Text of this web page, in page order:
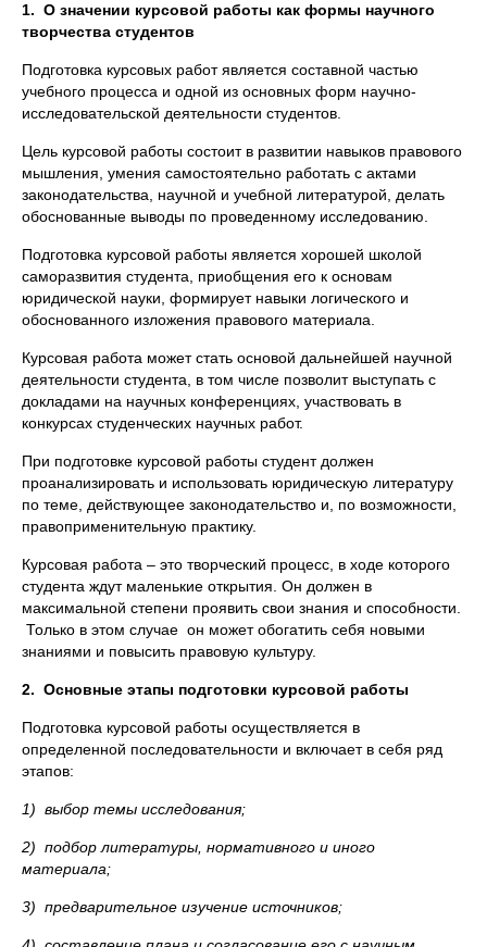
1. О значении курсовой работы как формы научного
творчества студентов
Подготовка курсовых работ является составной частью
учебного процесса и одной из основных форм научно-
исследовательской деятельности студентов.
Цель курсовой работы состоит в развитии навыков правового
мышления, умения самостоятельно работать с актами
законодательства, научной и учебной литературой, делать
обоснованные выводы по проведенному исследованию.
Подготовка курсовой работы является хорошей школой
саморазвития студента, приобщения его к основам
юридической науки, формирует навыки логического и
обоснованного изложения правового материала.
Курсовая работа может стать основой дальнейшей научной
деятельности студента, в том числе позволит выступать с
докладами на научных конференциях, участвовать в
конкурсах студенческих научных работ.
При подготовке курсовой работы студент должен
проанализировать и использовать юридическую литературу
по теме, действующее законодательство и, по возможности,
правоприменительную практику.
Курсовая работа – это творческий процесс, в ходе которого
студента ждут маленькие открытия. Он должен в
максимальной степени проявить свои знания и способности.
Только в этом случае он может обогатить себя новыми
знаниями и повысить правовую культуру.
2. Основные этапы подготовки курсовой работы
Подготовка курсовой работы осуществляется в
определенной последовательности и включает в себя ряд
этапов:
1) выбор темы исследования;
2) подбор литературы, нормативного и иного
материала;
3) предварительное изучение источников;